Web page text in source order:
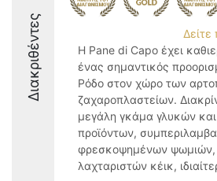
Διακριθέντες
Δείτε
Η Pane di Capo έχει
ένας σημαντικός
Ρόδο στον χώρο των
ζαχαροπλαστείων.
μεγάλη γκάμα γλυκών
προϊόντων,
φρεσκοψημένων ψωμιών,
λαχταριστών κέικ,